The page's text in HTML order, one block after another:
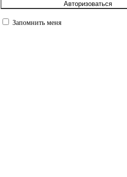
Авторизоваться
Запомнить меня